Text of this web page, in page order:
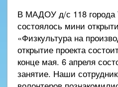
В МАДОУ д/с 118 города
состоялось мини
«Физкультура на
открытие проекта
конце мая. 6 апреля
занятие. Наши